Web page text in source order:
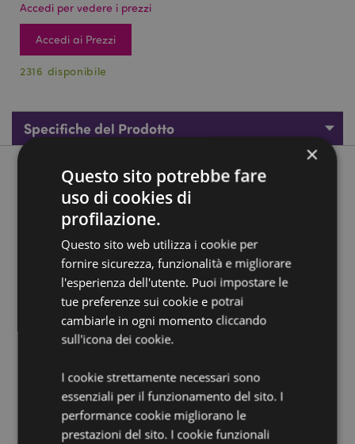
Accedi per vedere i prezzi
Accedi ai Prezzi
2316 disponibile
Specifiche del Prodotto
Descrizione del Prodotto
Faccina anti stress colorata
Materiale:Plastica, Lana, Farina
Provvisto di Marchio CE:Sì
Non Adatto ai Bambini di Età:0 - 3 Anni
Sì
Informazioni Aggiuntive:
Vuoi informazioni su come inoltrare un ordine
utilizzando il sito internet di Puckator?Leggi la nostra
guida all'acquisto.
×
Questo sito potrebbe fare
uso di cookies di
profilazione.
Questo sito web utilizza i cookie per
fornire sicurezza, funzionalità e migliorare
l'esperienza dell'utente. Puoi impostare le
tue preferenze sui cookie e potrai
cambiarle in ogni momento cliccando
sull'icona dei cookie.
I cookie strettamente necessari sono
essenziali per il funzionamento del sito. I
performance cookie migliorano le
prestazioni del sito. I cookie funzionali